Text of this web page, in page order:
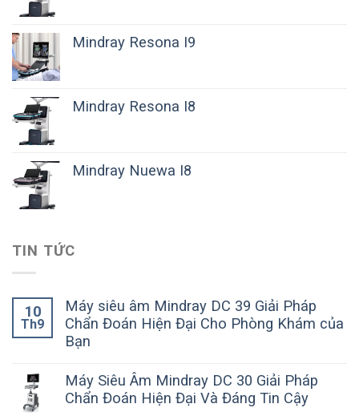
Mindray Resona I9
Mindray Resona I8
Mindray Nuewa I8
TIN TỨC
10
Th9
Máy siêu âm Mindray DC 39 Giải Pháp
Chẩn Đoán Hiện Đại Cho Phòng Khám của
Bạn
Máy Siêu Âm Mindray DC 30 Giải Pháp
Chẩn Đoán Hiện Đại Và Đáng Tin Cậy